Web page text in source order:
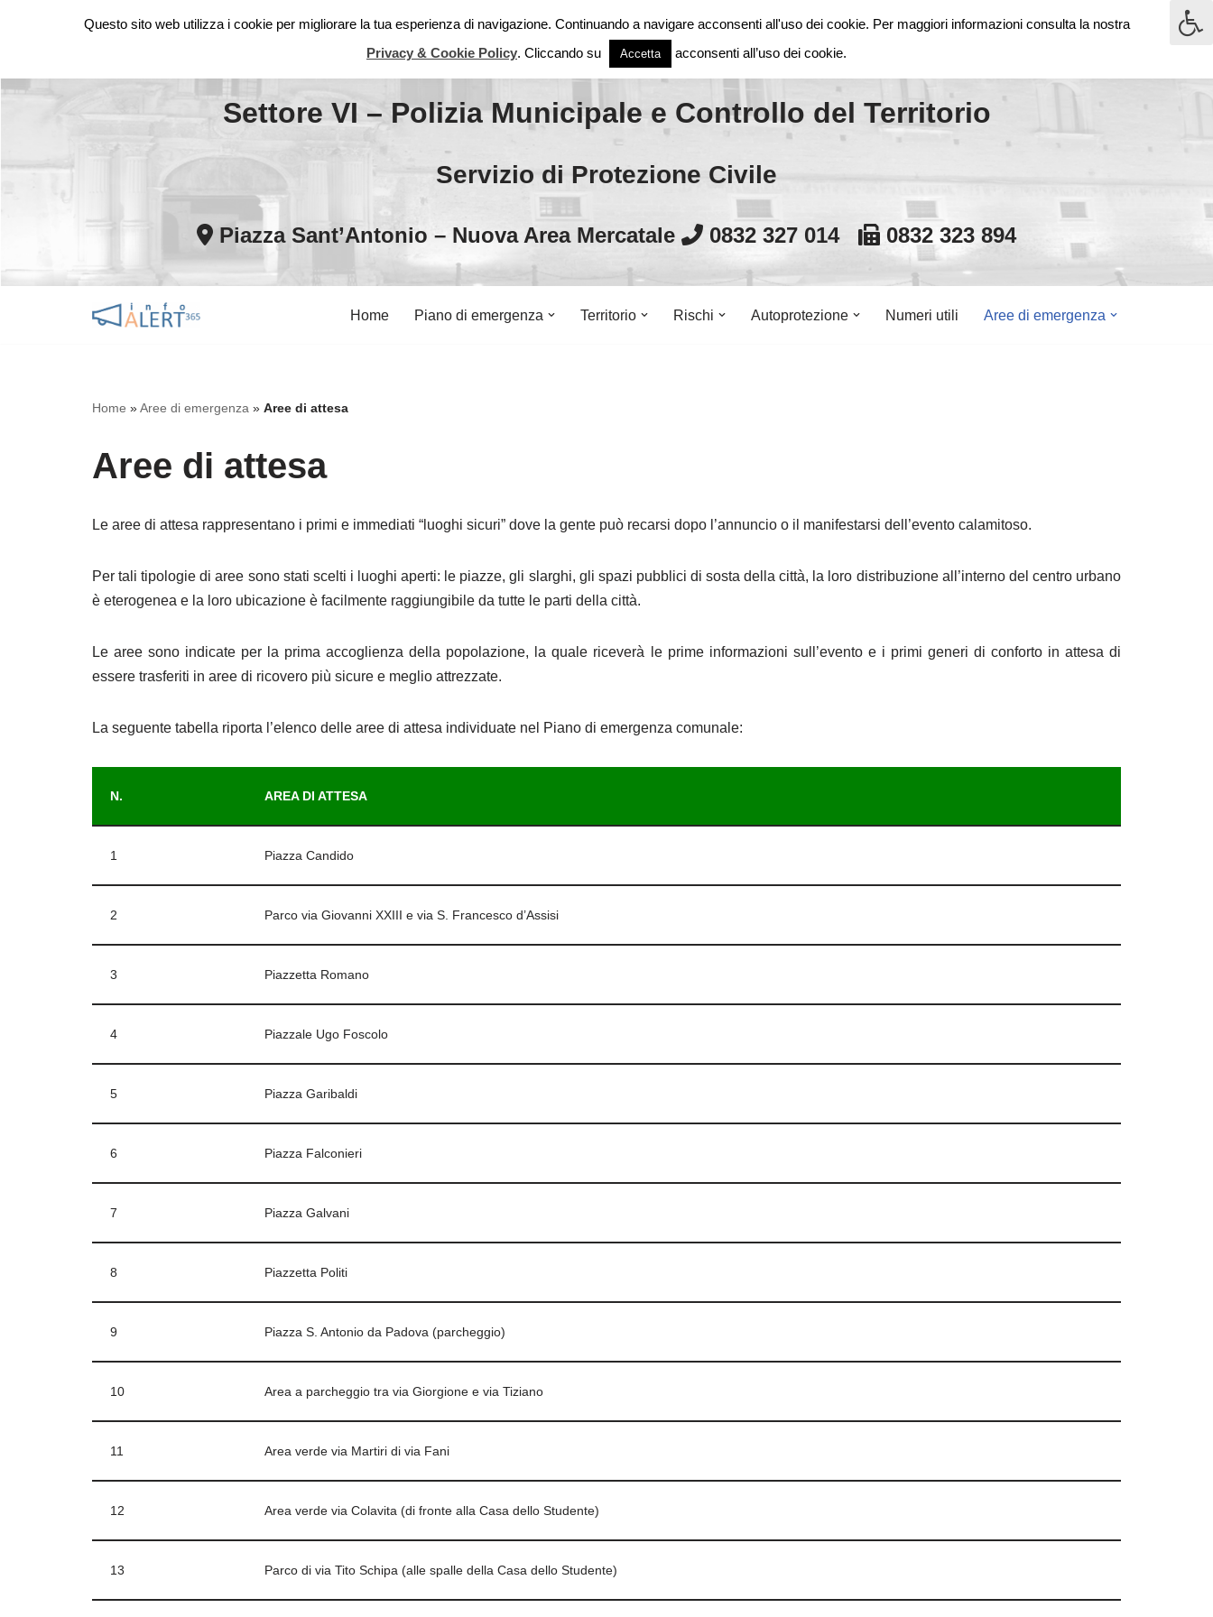
contenuto
Città di Monteroni di Lecce
Settore VI – Polizia Municipale e Controllo del Territorio
Servizio di Protezione Civile
Piazza Sant’Antonio – Nuova Area Mercatale 0832 327 014 0832 323 894
Home Piano di emergenza Territorio Rischi Autoprotezione Numeri utili Aree di emergenza
Home »Aree di emergenza » Aree di attesa
Aree di attesa
Le aree di attesa rappresentano i primi e immediati “luoghi sicuri” dove la gente può recarsi dopo l’annuncio o il manifestarsi dell’evento calamitoso.
Per tali tipologie di aree sono stati scelti i luoghi aperti: le piazze, gli slarghi, gli spazi pubblici di sosta della città, la loro distribuzione all’interno del centro urbano
è eterogenea e la loro ubicazione è facilmente raggiungibile da tutte le parti della città.
Le aree sono indicate per la prima accoglienza della popolazione, la quale riceverà le prime informazioni sull’evento e i primi generi di conforto in attesa di
essere trasferiti in aree di ricovero più sicure e meglio attrezzate.
La seguente tabella riporta l’elenco delle aree di attesa individuate nel Piano di emergenza comunale:
N. AREA DI ATTESA
1 Piazza Candido
2 Parco via Giovanni XXIII e via S. Francesco d’Assisi
3 Piazzetta Romano
4 Piazzale Ugo Foscolo
5 Piazza Garibaldi
6 Piazza Falconieri
7 Piazza Galvani
8 Piazzetta Politi
9 Piazza S. Antonio da Padova (parcheggio)
10 Area a parcheggio tra via Giorgione e via Tiziano
11 Area verde via Martiri di via Fani
12 Area verde via Colavita (di fronte alla Casa dello Studente)
13 Parco di via Tito Schipa (alle spalle della Casa dello Studente)
Questo sito web utilizza i cookie per migliorare la tua esperienza di navigazione. Continuando a navigare acconsenti all'uso dei cookie. Per maggiori informazioni consulta la nostra
Privacy & Cookie Policy. Cliccando su Accetta acconsenti all’uso dei cookie.